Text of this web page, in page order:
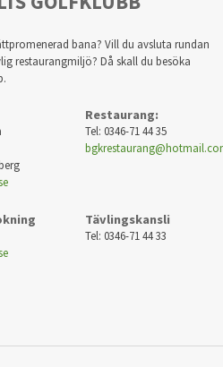
bana? Vill du avsluta rundan
restaurangmiljö? Då skall du besöka
Restaurang:
Tel: 0346-71 44 35
Tävlingskansli
Tel: 0346-71 44 33